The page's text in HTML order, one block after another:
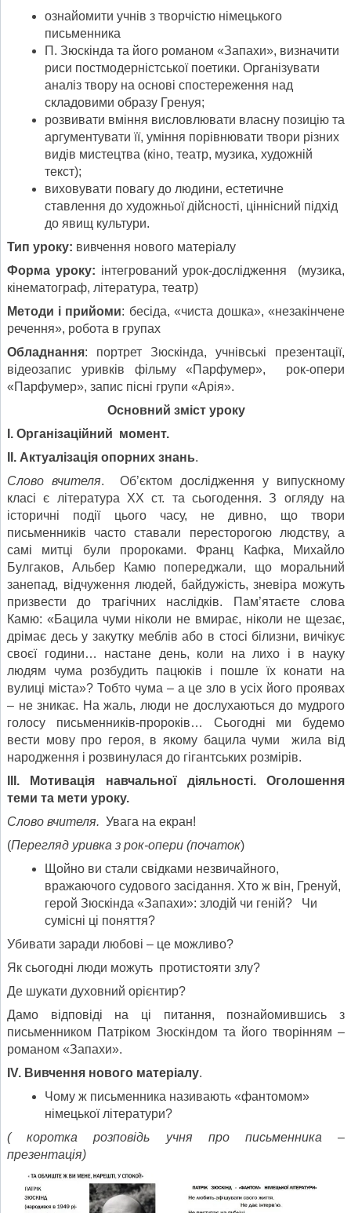
ознайомити учнів з творчістю німецького
письменника
П. Зюскінда та його романом «Запахи», визначити
риси постмодерністської поетики. Організувати
аналіз твору на основі спостереження над
складовими образу Гренуя;
розвивати вміння висловлювати власну позицію та
аргументувати її, уміння порівнювати твори різних
видів мистецтва (кіно, театр, музика, художній
текст);
виховувати повагу до людини, естетичне
ставлення до художньої дійсності, ціннісний підхід
до явищ культури.
Тип уроку: вивчення нового матеріалу
Форма уроку: інтегрований урок-дослідження (музика,
кінематограф, література, театр)
Методи і прийоми: бесіда, «чиста дошка», «незакінчене
речення», робота в групах
Обладнання: портрет Зюскінда, учнівські презентації,
відеозапис уривків фільму «Парфумер», рок-опери
«Парфумер», запис пісні групи «Арія».
Основний зміст уроку
І. Організаційний момент.
ІІ. Актуалізація опорних знань.
Слово вчителя. Об’єктом дослідження у випускному
класі є література ХХ ст. та сьогодення. З огляду на
історичні події цього часу, не дивно, що твори
письменників часто ставали пересторогою людству, а
самі митці були пророками. Франц Кафка, Михайло
Булгаков, Альбер Камю попереджали, що моральний
занепад, відчуження людей, байдужість, зневіра можуть
призвести до трагічних наслідків. Пам’ятаєте слова
Камю: «Бацила чуми ніколи не вмирає, ніколи не щезає,
дрімає десь у закутку меблів або в стосі білизни, вичікує
своєї години… настане день, коли на лихо і в науку
людям чума розбудить пацюків і пошле їх конати на
вулиці міста»? Тобто чума – а це зло в усіх його проявах
– не зникає. На жаль, люди не дослухаються до мудрого
голосу письменників-пророків… Сьогодні ми будемо
вести мову про героя, в якому бацила чуми жила від
народження і розвинулася до гігантських розмірів.
ІІІ. Мотивація навчальної діяльності. Оголошення
теми та мети уроку.
Слово вчителя. Увага на екран!
(Перегляд уривка з рок-опери (початок)
Щойно ви стали свідками незвичайного,
вражаючого судового засідання. Хто ж він, Гренуй,
герой Зюскінда «Запахи»: злодій чи геній? Чи
сумісні ці поняття?
Убивати заради любові – це можливо?
Як сьогодні люди можуть протистояти злу?
Де шукати духовний орієнтир?
Дамо відповіді на ці питання, познайомившись з
письменником Патріком Зюскіндом та його творінням –
романом «Запахи».
ІV. Вивчення нового матеріалу.
Чому ж письменника називають «фантомом»
німецької літератури?
( коротка розповідь учня про письменника –
презентація)